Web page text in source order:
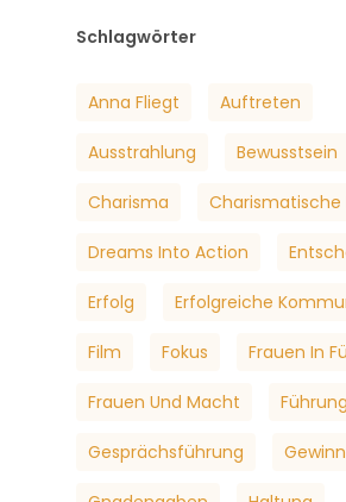
Schlagwörter
Anna Fliegt Auftreten
Ausstrahlung Bewusstsein
Charisma Charismatische
Dreams Into Action
Erfolg Erfolgreiche
Film Fokus Frauen In
Frauen Und Macht Führung
Gesprächsführung